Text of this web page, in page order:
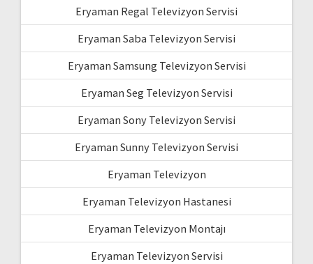
Eryaman Regal Televizyon Servisi
Eryaman Saba Televizyon Servisi
Eryaman Samsung Televizyon Servisi
Eryaman Seg Televizyon Servisi
Eryaman Sony Televizyon Servisi
Eryaman Sunny Televizyon Servisi
Eryaman Televizyon
Eryaman Televizyon Hastanesi
Eryaman Televizyon Montajı
Eryaman Televizyon Servisi